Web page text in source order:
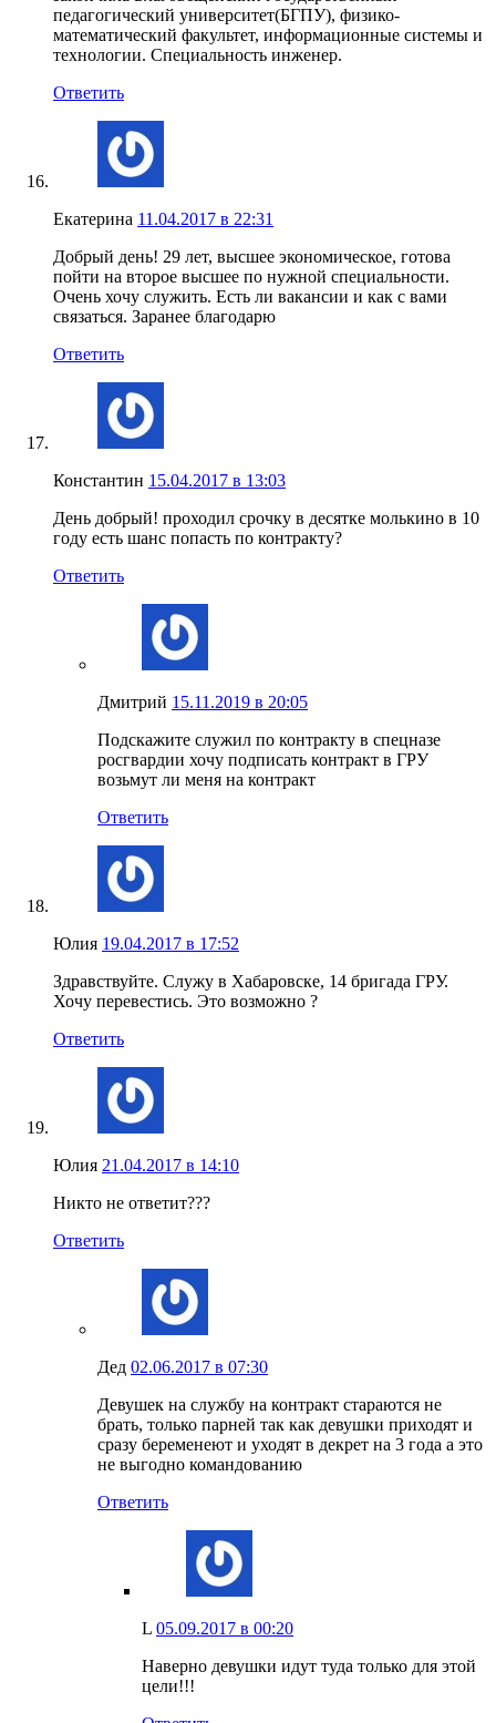
педагогический университет(БГПУ), физико-
математический факультет, информационные системы и
технологии. Специальность инженер.
Ответить
Екатерина 11.04.2017 в 22:31
Добрый день! 29 лет, высшее экономическое, готова
пойти на второе высшее по нужной специальности.
Очень хочу служить. Есть ли вакансии и как с вами
связаться. Заранее благодарю
Ответить
Константин 15.04.2017 в 13:03
День добрый! проходил срочку в десятке молькино в 10
году есть шанс попасть по контракту?
Ответить
Дмитрий 15.11.2019 в 20:05
Подскажите служил по контракту в спецназе
росгвардии хочу подписать контракт в ГРУ
возьмут ли меня на контракт
Ответить
Юлия 19.04.2017 в 17:52
Здравствуйте. Служу в Хабаровске, 14 бригада ГРУ.
Хочу перевестись. Это возможно ?
Ответить
Юлия 21.04.2017 в 14:10
Никто не ответит???
Ответить
Дед 02.06.2017 в 07:30
Девушек на службу на контракт стараются не
брать, только парней так как девушки приходят и
сразу беременеют и уходят в декрет на 3 года а это
не выгодно командованию
Ответить
L 05.09.2017 в 00:20
Наверно девушки идут туда только для этой
цели!!!